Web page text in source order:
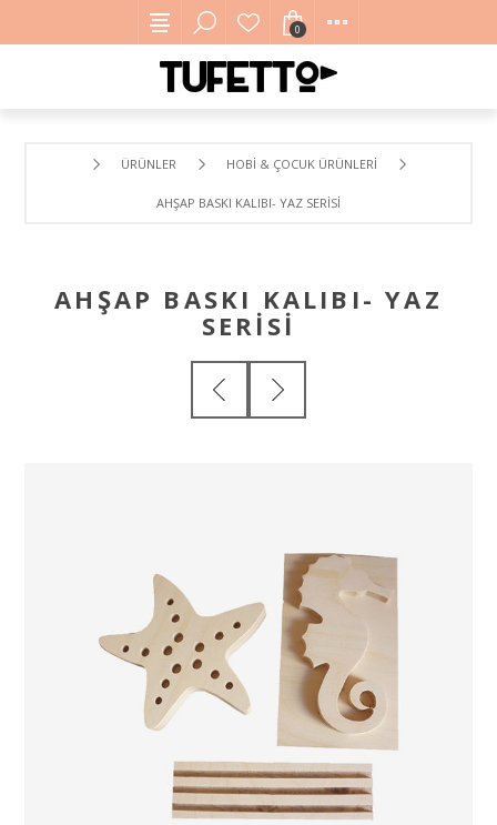
0
ÜRÜNLER HOBI & ÇOCUK ÜRÜNLERI
AHŞAP BASKI KALIBI- YAZ SERISI
AHŞAP BASKI KALIBI- YAZ
SERISI